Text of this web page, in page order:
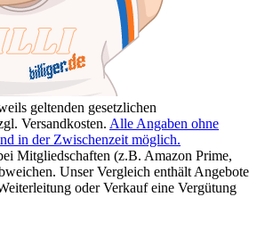
geltenden gesetzlichen
Versandkosten. Alle Angaben ohne
in der Zwischenzeit möglich.
Mitgliedschaften (z.B. Amazon Prime,
Unser Vergleich enthält Angebote
oder Verkauf eine Vergütung